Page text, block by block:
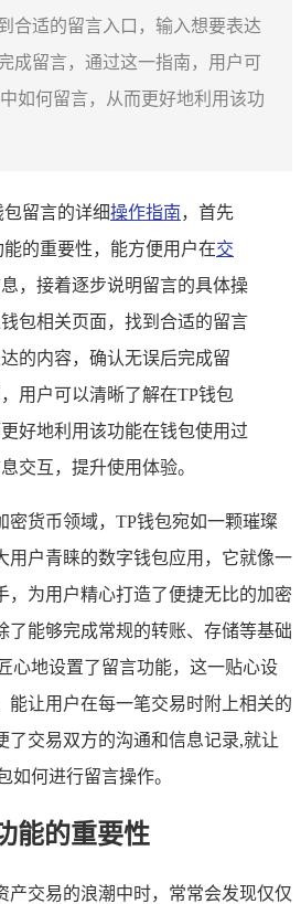
合适的留言入口，输入想要表达
成留言，通过这一指南，用户可
如何留言，从而更好地利用该功
留言的详细操作指南，首先
的重要性，能方便用户在交
，接着逐步说明留言的具体操
包相关页面，找到合适的留言
的内容，确认无误后完成留
用户可以清晰了解在TP钱包
好地利用该功能在钱包使用过
交互，提升使用体验。
密货币领域，TP钱包宛如一颗璀璨
用户青睐的数字钱包应用，它就像一
，为用户精心打造了便捷无比的加密
了能够完成常规的转账、存储等基础
心地设置了留言功能，这一贴心设
能让用户在每一笔交易时附上相关的
了交易双方的沟通和信息记录,就让
如何进行留言操作。
能的重要性
产交易的浪潮中时，常常会发现仅仅